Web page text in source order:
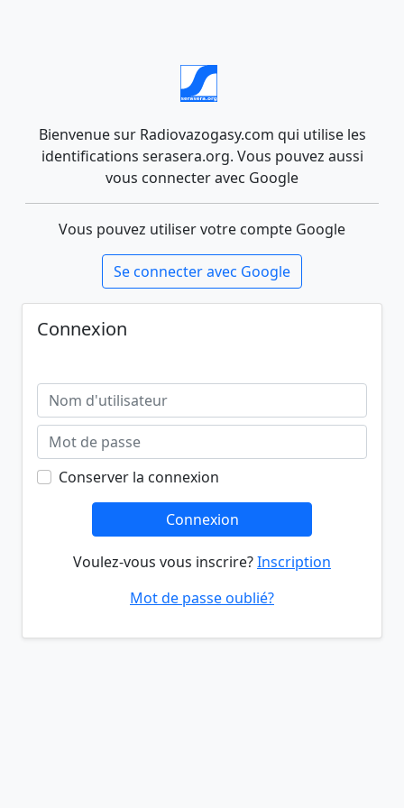
Bienvenue sur Radiovazogasy.com qui utilise les
identifications serasera.org. Vous pouvez aussi
vous connecter avec Google
Vous pouvez utiliser votre compte Google
Se connecter avec Google
Connexion
Conserver la connexion
Connexion
Voulez-vous vous inscrire?Inscription
Mot de passe oublié?